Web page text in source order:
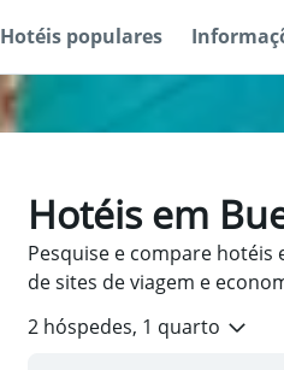
Hotéis populares
Hotéis em
Pesquise e compare hotéis
de sites de viagem e
2 hóspedes, 1 quarto